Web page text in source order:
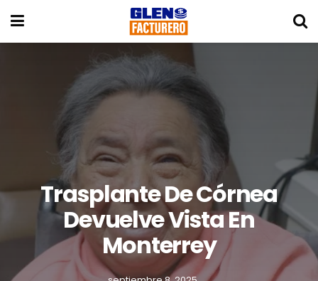
Trasplante De Córnea
Devuelve Vista En
Monterrey